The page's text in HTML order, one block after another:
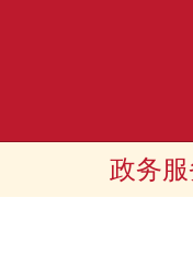
政务